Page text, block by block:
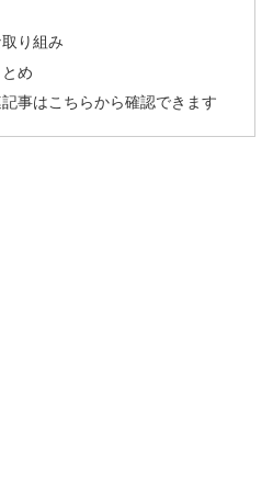
り組み
め
事はこちらから確認できます